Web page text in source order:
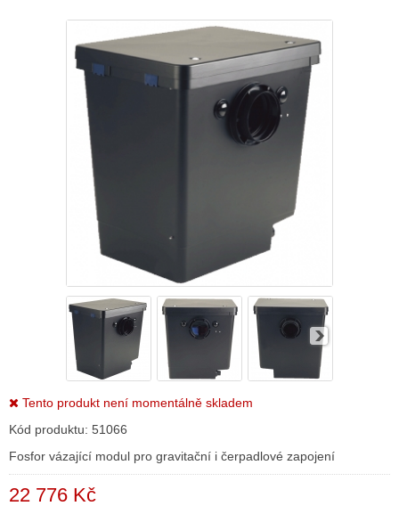
Tento produkt není momentálně skladem
Kód produktu: 51066
Fosfor vázající modul pro gravitační i čerpadlové zapojení
22 776 Kč